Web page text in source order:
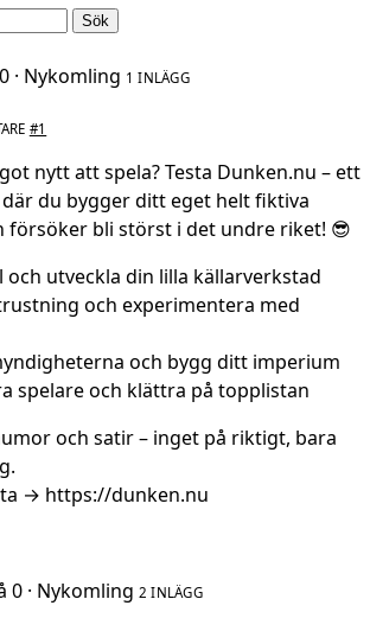
Sök
· Nykomling 1 INLÄGG
#1
nytt att spela? Testa Dunken.nu – ett
du bygger ditt eget helt fiktiva
försöker bli störst i det undre riket! 😎
utveckla din lilla källarverkstad
och experimentera med
och bygg ditt imperium
spelare och klättra på topplistan
och satir – inget på riktigt, bara
→ https://dunken.nu
0 · Nykomling 2 INLÄGG